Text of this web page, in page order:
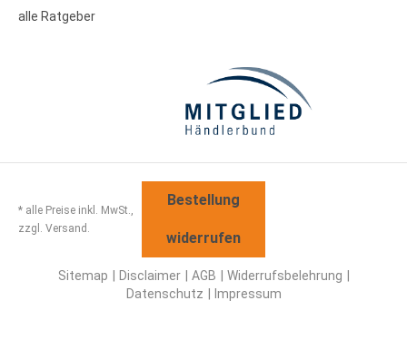
alle Ratgeber
* alle Preise inkl. MwSt.,
zzgl. Versand.
Bestellung
widerrufen
Sitemap Disclaimer AGB
Widerrufsbelehrung
Datenschutz
Impressum